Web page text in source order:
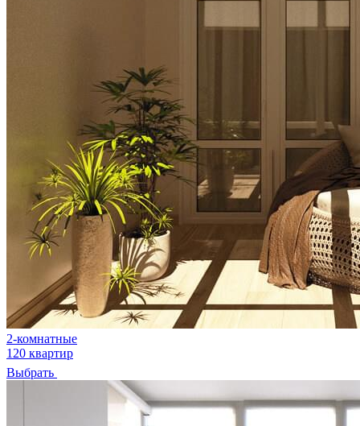
2-комнатные
120 квартир
Выбрать